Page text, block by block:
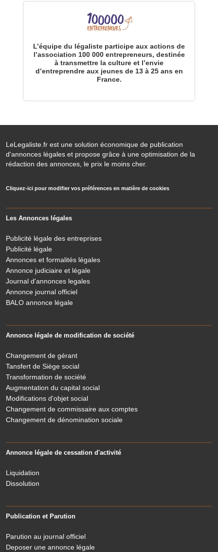
L’équipe du légaliste participe aux actions de
l’association 100 000 entrepreneurs, destinée
à transmettre la culture et l’envie
d’entreprendre aux jeunes de 13 à 25 ans en
France.
LeLegaliste.fr est une solution économique de publication
d'annonces légales et propose grâce à une optimisation de la
rédaction des annonces, le prix le moins cher.
Cliquez-ici pour modifier vos préférences en matière de cookies
Les Annonces légales
Publicité légale des entreprises
Publicité légale
Annonces et formalités légales
Annonce judiciaire et légale
Journal d'annonces legales
Annonce journal officiel
BALO annonce légale
Annonce légale de modification de société
Changement de gérant
Tansfert de Siège social
Transformation de société
Augmentation du capital social
Modifications d'objet social
Changement de commissaire aux comptes
Changement de dénomination sociale
Annonce légale de cessation d'activité
Liquidation
Dissolution
Publication et Parution
Parution au journal officiel
Deposer une annonce légale